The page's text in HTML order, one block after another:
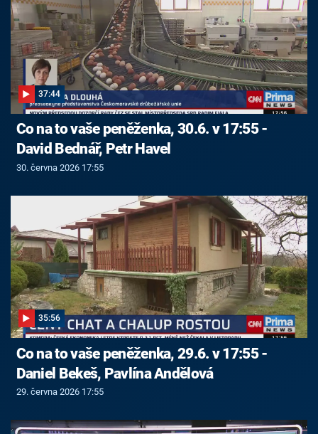
37:44
Co na to vaše peněženka, 30.6. v 17:55 -
David Bednář, Petr Havel
30. června 2026 17:55
35:56
Co na to vaše peněženka, 29.6. v 17:55 -
Daniel Bekeš, Pavlína Andělová
29. června 2026 17:55